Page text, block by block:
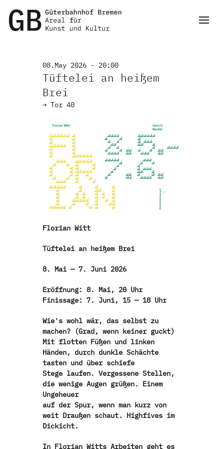
08.May 2026 - 20:00
Tüftelei an heißem
Brei
→ Tor 40
Florian Witt
Tüftelei an heißem Brei
8. Mai — 7. Juni 2026
Eröffnung: 8. Mai, 20 Uhr
Finissage: 7. Juni, 15 — 18 Uhr
Wie's wohl wär, das selbst zu
machen? (Grad, wenn keiner guckt)
Mit flotten Füßen und linken
Händen, durch dunkle Schächte
tasten und über schiefe
Stege laufen. Vergessene Stellen,
die wenige Augen grüßen. Einem
Ungeheuer
auf der Spur, wenn man kurz von
weit Draußen schaut. Highfives im
Dickicht.
In Florian Witts Arbeiten geht es